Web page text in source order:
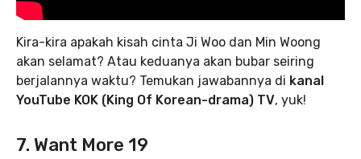
Kira-kira apakah kisah cinta Ji Woo dan Min Woong
akan selamat? Atau keduanya akan bubar seiring
berjalannya waktu? Temukan jawabannya di kanal
YouTube KOK (King Of Korean-drama) TV, yuk!
7. Want More 19